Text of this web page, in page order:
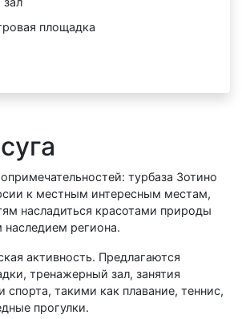
площадка
турбаза Зотино
к местным интересным местам,
насладиться красотами природы
региона.
активность. Предлагаются
тренажерный зал, занятия
такими как плавание, теннис,
прогулки.